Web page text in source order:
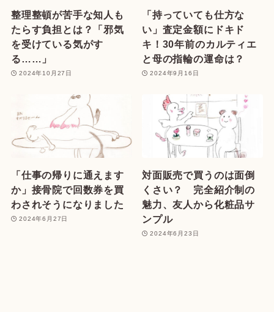
整理整頓が苦手な知人も
たらす負担とは？「邪気
を受けている気がす
る……」
2024年10月27日
「持っていても仕方な
い」査定金額にドキド
キ！30年前のカルティエ
と母の指輪の運命は？
2024年9月16日
「仕事の帰りに通えます
か」接骨院で回数券を買
わされそうになりました
2024年6月27日
対面販売で買うのは面倒
くさい？ 完全紹介制の
魅力、友人から化粧品サ
ンプル
2024年6月23日